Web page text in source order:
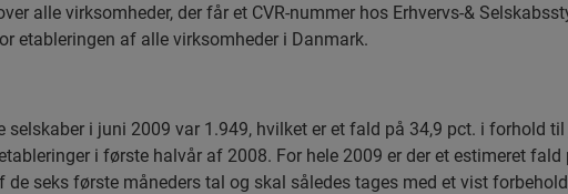
alle virksomheder, der får et CVR-nummer hos Erhvervs-&
etableringen af alle virksomheder i Danmark.
selskaber i juni 2009 var 1.949, hvilket er et fald på 34,9 pct. i forhold
i første halvår af 2008. For hele 2009 er der et estimeret
seks første måneders tal og skal således tages med et vist